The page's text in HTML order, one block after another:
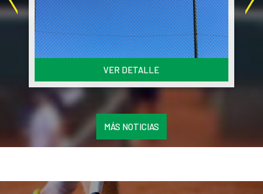
Enhorabuena por el torneo y el tenis
demostrado!
VER DETALLE
MÁS NOTICIAS